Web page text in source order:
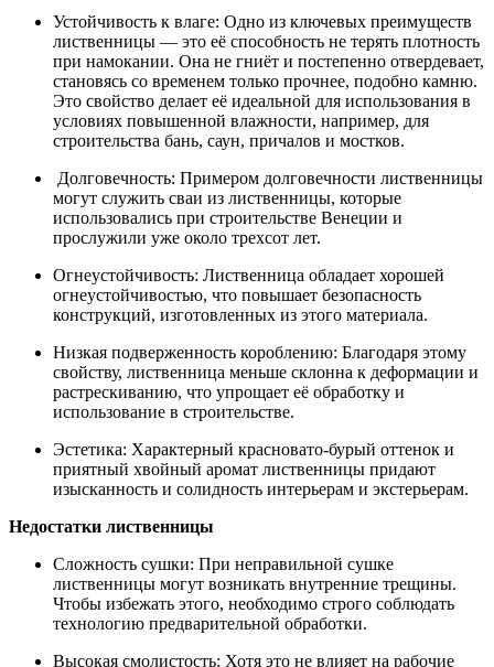
Устойчивость к влаге: Одно из ключевых преимуществ
лиственницы — это её способность не терять плотность
при намокании. Она не гниёт и постепенно отвердевает,
становясь со временем только прочнее, подобно камню.
Это свойство делает её идеальной для использования в
условиях повышенной влажности, например, для
строительства бань, саун, причалов и мостков.
Долговечность: Примером долговечности лиственницы
могут служить сваи из лиственницы, которые
использовались при строительстве Венеции и
прослужили уже около трехсот лет.
Огнеустойчивость: Лиственница обладает хорошей
огнеустойчивостью, что повышает безопасность
конструкций, изготовленных из этого материала.
Низкая подверженность короблению: Благодаря этому
свойству, лиственница меньше склонна к деформации и
растрескиванию, что упрощает её обработку и
использование в строительстве.
Эстетика: Характерный красновато-бурый оттенок и
приятный хвойный аромат лиственницы придают
изысканность и солидность интерьерам и экстерьерам.
Недостатки лиственницы
Сложность сушки: При неправильной сушке
лиственницы могут возникать внутренние трещины.
Чтобы избежать этого, необходимо строго соблюдать
технологию предварительной обработки.
Высокая смолистость: Хотя это не влияет на рабочие